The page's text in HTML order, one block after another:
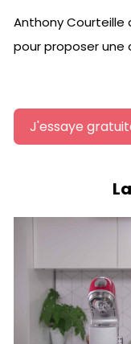
Anthony
pour proposer une
J'essaye